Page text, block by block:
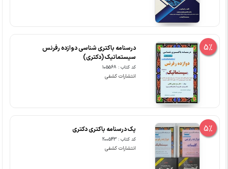
5%
درسنامه باکتری شناسی دوازده رفرنس
سیستماتیک (دکتری)
کد کتاب : 105568
انتشارات کشفی
5% پک درسنامه باکتری دکتری
کد کتاب : 200543
انتشارات کشفی